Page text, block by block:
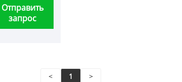
Отправить
запрос
< 1 >